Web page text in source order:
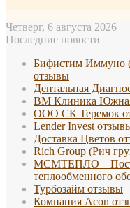
Четверг, 6 августа 2026
Последние новости
Бифистим Иммуно
отзывы
Дентальная
ВМ Клиника
ООО СК Теремок
Lender Invest
Доставка Цветов
Rich Group (Рич
МСМТЕПЛО –
теплообменного
Турбозайм отзывы
Компания Acon